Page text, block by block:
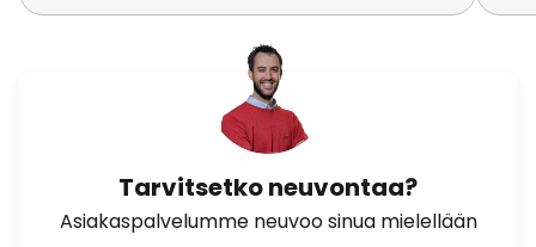
Tarvitsetko neuvontaa?
Asiakaspalvelumme neuvoo sinua mielellään